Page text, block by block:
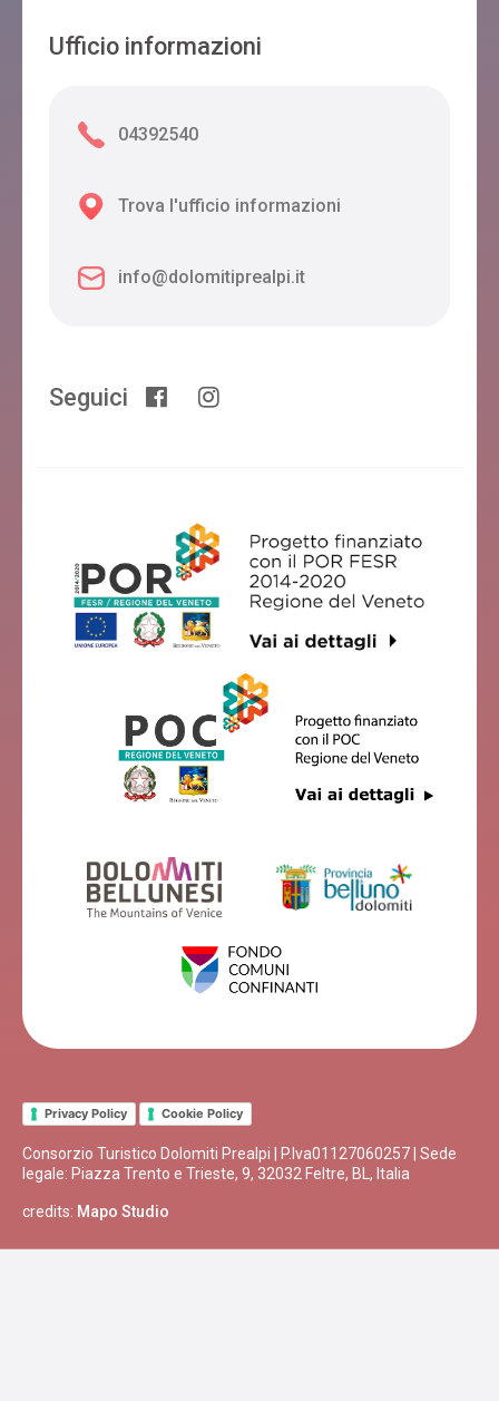
Ufficio informazioni
04392540
Trova l'ufficio informazioni
info@dolomitiprealpi.it
Seguici
Privacy Policy Cookie Policy
Consorzio Turistico Dolomiti Prealpi | P.Iva01127060257 | Sede
legale: Piazza Trento e Trieste, 9, 32032 Feltre, BL, Italia
credits: Mapo Studio